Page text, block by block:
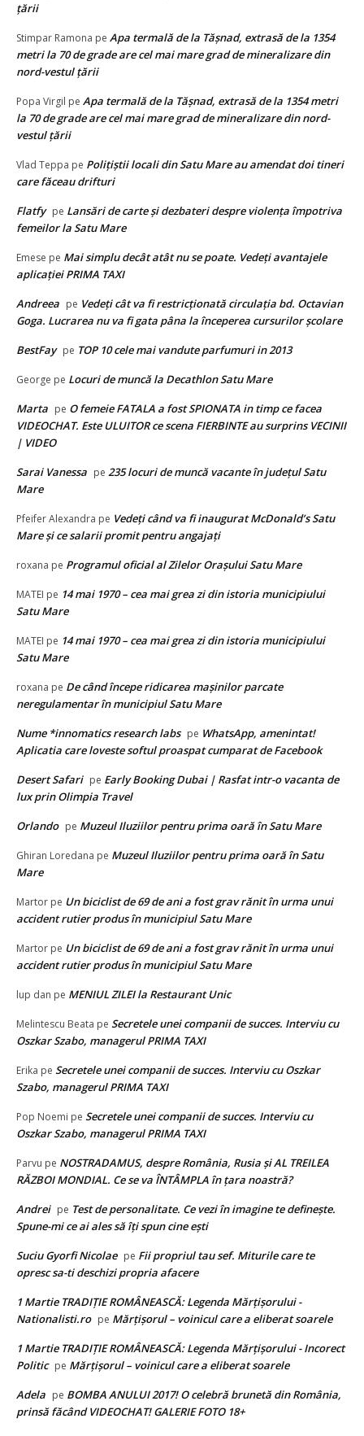
țării
Stimpar Ramona pe Apa termală de la Tăşnad, extrasă de la 1354
metri la 70 de grade are cel mai mare grad de mineralizare din
nord-vestul țării
Popa Virgil pe Apa termală de la Tăşnad, extrasă de la 1354 metri
la 70 de grade are cel mai mare grad de mineralizare din nord-
vestul țării
Vlad Teppa pe Polițiștii locali din Satu Mare au amendat doi tineri
care făceau drifturi
Flatfy pe Lansări de carte și dezbateri despre violența împotriva
femeilor la Satu Mare
Emese pe Mai simplu decât atât nu se poate. Vedeţi avantajele
aplicaţiei PRIMA TAXI
Andreea pe Vedeţi cât va fi restricţionată circulaţia bd. Octavian
Goga. Lucrarea nu va fi gata pâna la începerea cursurilor şcolare
BestFay pe TOP 10 cele mai vandute parfumuri in 2013
George pe Locuri de muncă la Decathlon Satu Mare
Marta pe O femeie FATALA a fost SPIONATA in timp ce facea
VIDEOCHAT. Este ULUITOR ce scena FIERBINTE au surprins VECINII
| VIDEO
Sarai Vanessa pe 235 locuri de muncă vacante în județul Satu
Mare
Pfeifer Alexandra pe Vedeţi când va fi inaugurat McDonald’s Satu
Mare şi ce salarii promit pentru angajaţi
roxana pe Programul oficial al Zilelor Orașului Satu Mare
MATEI pe 14 mai 1970 – cea mai grea zi din istoria municipiului
Satu Mare
MATEI pe 14 mai 1970 – cea mai grea zi din istoria municipiului
Satu Mare
roxana pe De când începe ridicarea mașinilor parcate
neregulamentar în municipiul Satu Mare
Nume *innomatics research labs pe WhatsApp, amenintat!
Aplicatia care loveste softul proaspat cumparat de Facebook
Desert Safari pe Early Booking Dubai | Rasfat intr-o vacanta de
lux prin Olimpia Travel
Orlando pe Muzeul Iluziilor pentru prima oară în Satu Mare
Ghiran Loredana pe Muzeul Iluziilor pentru prima oară în Satu
Mare
Martor pe Un biciclist de 69 de ani a fost grav rănit în urma unui
accident rutier produs în municipiul Satu Mare
Martor pe Un biciclist de 69 de ani a fost grav rănit în urma unui
accident rutier produs în municipiul Satu Mare
lup dan pe MENIUL ZILEI la Restaurant Unic
Melintescu Beata pe Secretele unei companii de succes. Interviu cu
Oszkar Szabo, managerul PRIMA TAXI
Erika pe Secretele unei companii de succes. Interviu cu Oszkar
Szabo, managerul PRIMA TAXI
Pop Noemi pe Secretele unei companii de succes. Interviu cu
Oszkar Szabo, managerul PRIMA TAXI
Parvu pe NOSTRADAMUS, despre România, Rusia și AL TREILEA
RĂZBOI MONDIAL. Ce se va ÎNTÂMPLA în țara noastră?
Andrei pe Test de personalitate. Ce vezi în imagine te definește.
Spune-mi ce ai ales să îți spun cine ești
Suciu Gyorfi Nicolae pe Fii propriul tau sef. Miturile care te
opresc sa-ti deschizi propria afacere
1 Martie TRADIȚIE ROMÂNEASCĂ: Legenda Mărțișorului -
Nationalisti.ro pe Mărțișorul – voinicul care a eliberat soarele
1 Martie TRADIȚIE ROMÂNEASCĂ: Legenda Mărțișorului - Incorect
Politic pe Mărțișorul – voinicul care a eliberat soarele
Adela pe BOMBA ANULUI 2017! O celebră brunetă din România,
prinsă făcând VIDEOCHAT! GALERIE FOTO 18+